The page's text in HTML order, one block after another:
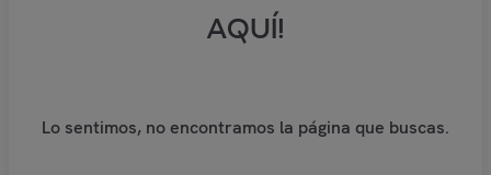
AQUÍ!
Lo sentimos, no encontramos la página que buscas.